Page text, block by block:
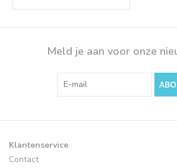
Meld je aan voor onze
Klantenservice
Contact